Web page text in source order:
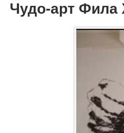
Чудо-арт Фила